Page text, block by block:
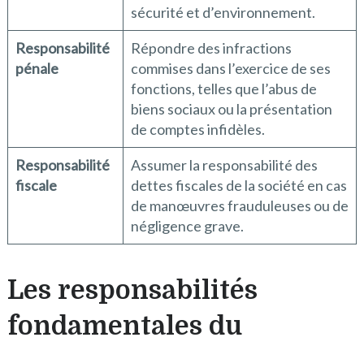
sécurité et d’environnement.
Responsabilité
pénale
Répondre des infractions
commises dans l’exercice de ses
fonctions, telles que l’abus de
biens sociaux ou la présentation
de comptes infidèles.
Responsabilité
fiscale
Assumer la responsabilité des
dettes fiscales de la société en cas
de manœuvres frauduleuses ou de
négligence grave.
Les responsabilités
fondamentales du